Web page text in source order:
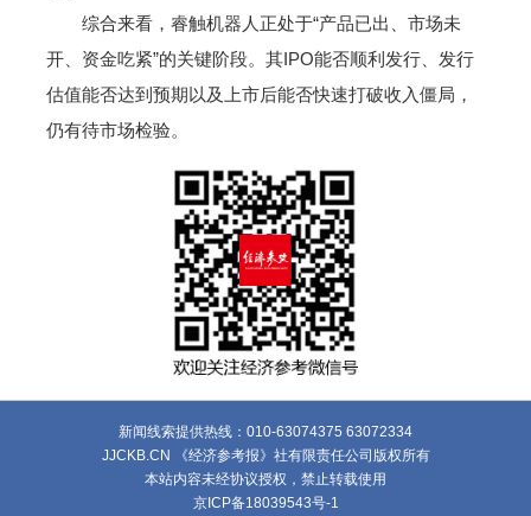
综合来看，睿触机器人正处于“产品已出、市场未
开、资金吃紧”的关键阶段。其IPO能否顺利发行、发行
估值能否达到预期以及上市后能否快速打破收入僵局，
仍有待市场检验。
新闻线索提供热线：010-63074375 63072334
JJCKB.CN 《经济参考报》社有限责任公司版权所有
本站内容未经协议授权，禁止转载使用
京ICP备18039543号-1